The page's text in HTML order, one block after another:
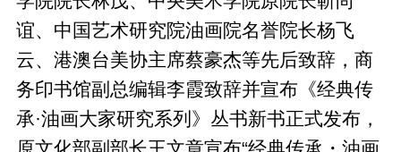
谊、中国艺术研究院油画院名誉院长杨飞
云、港澳台美协主席蔡豪杰等先后致辞，商
务印书馆副总编辑李霞致辞并宣布《经典传
承·油画大家研究系列》丛书新书正式发布，